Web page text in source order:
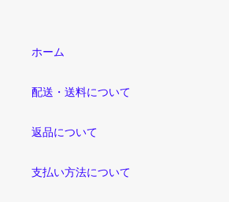
ホーム
配送・送料について
返品について
支払い方法について